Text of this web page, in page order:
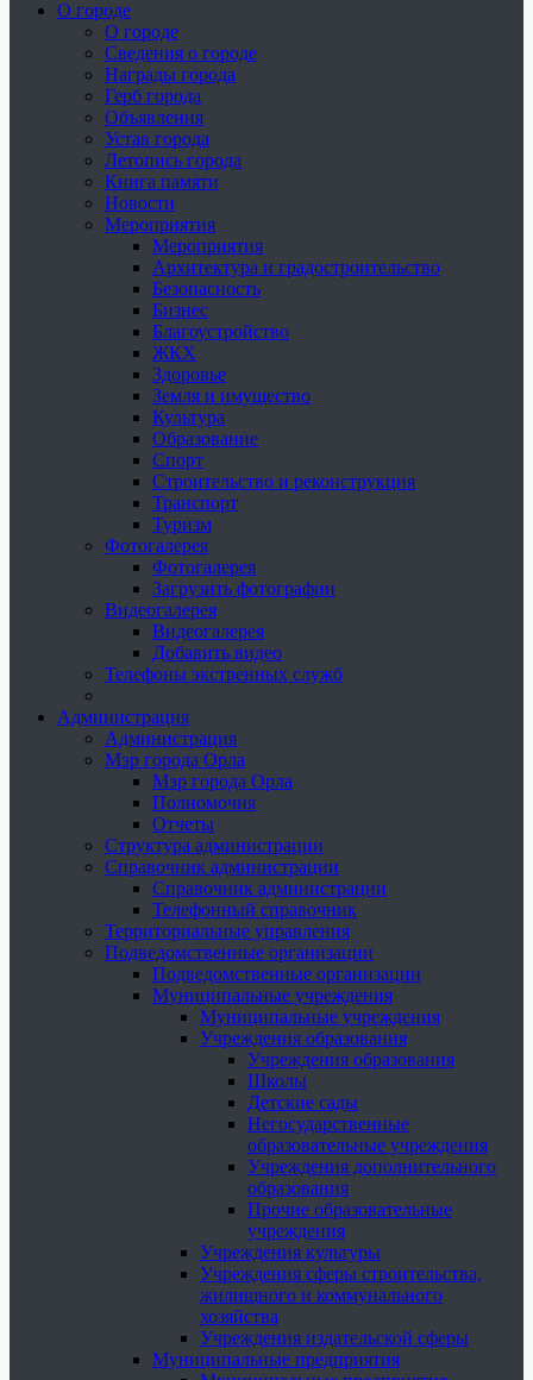
О городе
О городе
Сведения о городе
Награды города
Герб города
Объявления
Устав города
Летопись города
Книга памяти
Новости
Мероприятия
Мероприятия
Архитектура и градостроительство
Безопасность
Бизнес
Благоустройство
ЖКХ
Здоровье
Земля и имущество
Культура
Образование
Спорт
Строительство и реконструкция
Транспорт
Туризм
Фотогалерея
Фотогалерея
Загрузить фотографии
Видеогалерея
Видеогалерея
Добавить видео
Телефоны экстренных служб
Администрация
Администрация
Мэр города Орла
Мэр города Орла
Полномочия
Отчеты
Структура администрации
Справочник администрации
Справочник администрации
Телефонный справочник
Территориальные управления
Подведомственные организации
Подведомственные организации
Муниципальные учреждения
Муниципальные учреждения
Учреждения образования
Учреждения образования
Школы
Детские сады
Негосударственные
образовательные учреждения
Учреждения дополнительного
образования
Прочие образовательные
учреждения
Учреждения культуры
Учреждения сферы строительства,
жилищного и коммунального
хозяйства
Учреждения издательской сферы
Муниципальные предприятия